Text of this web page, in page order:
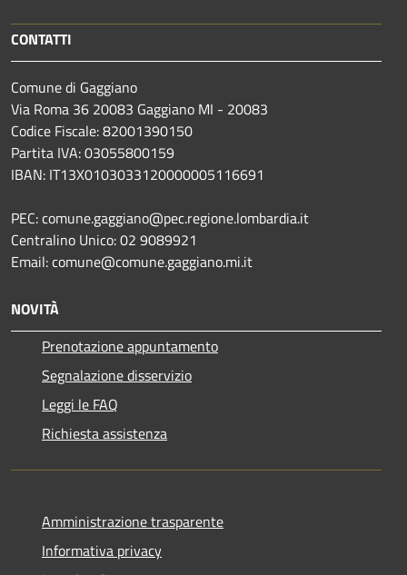
CONTATTI
Comune di Gaggiano
Via Roma 36 20083 Gaggiano MI - 20083
Codice Fiscale: 82001390150
Partita IVA: 03055800159
IBAN: IT13X0103033120000005116691
PEC: comune.gaggiano@pec.regione.lombardia.it
Centralino Unico: 02 9089921
Email: comune@comune.gaggiano.mi.it
NOVITÀ
Prenotazione appuntamento
Segnalazione disservizio
Leggi le FAQ
Richiesta assistenza
Amministrazione trasparente
Informativa privacy